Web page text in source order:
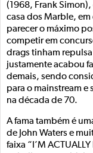
(1968, Frank
casa dos Marble,
parecer o máximo
competir em
drags tinham
justamente acabou
demais, sendo
para o mainstream
na década de 70.
A fama também é
de John Waters e
faixa “I’M